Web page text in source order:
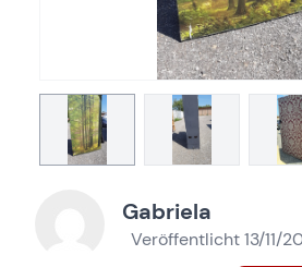
Gabriela
Veröffentlicht 13/11/